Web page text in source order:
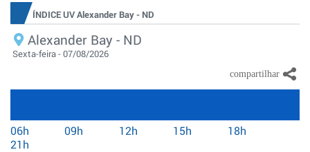
ÍNDICE UV Alexander Bay - ND
Alexander Bay - ND
Sexta-feira - 07/08/2026
06h 09h 12h 15h
18h
21h